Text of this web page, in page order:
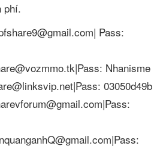
phí.
Pass:
Nhanisme
03050d49b